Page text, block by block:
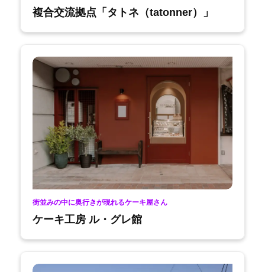
複合交流拠点「タトネ（tatonner）」
街並みの中に奥行きが現れるケーキ屋さん
ケーキ工房 ル・グレ館